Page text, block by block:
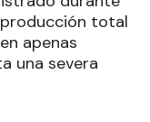
total
apenas
una severa